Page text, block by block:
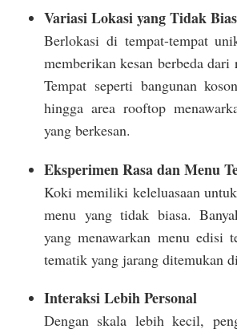
Variasi Lokasi yang Tidak
Berlokasi di tempat-tempat
memberikan kesan berbeda dari
Tempat seperti bangunan
hingga area rooftop
yang berkesan.
Eksperimen Rasa dan Menu
Koki memiliki keleluasaan
menu yang tidak biasa.
yang menawarkan menu edisi
tematik yang jarang ditemukan
Interaksi Lebih Personal
Dengan skala lebih kecil,